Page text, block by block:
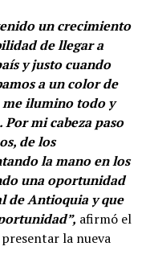
un crecimiento
de llegar a
y justo cuando
a un color de
me ilumino todo y
mi cabeza paso
de los
la mano en los
una oportunidad
de Antioquia y que
afirmó el
la nueva